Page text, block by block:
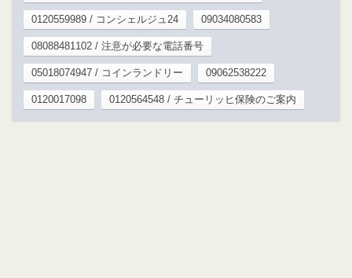
0120559989 / コンシェルジュ24 09034080583
08088481102 / 注意が必要な電話番号
05018074947 / コインランドリー 09062538222
0120017098 0120564548 / チューリッヒ保険のご案内